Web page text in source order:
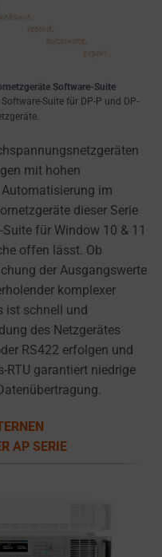
Software-Suite
Suite für DP-P und DP-
mit hohen
im
dieser Serie
für Window 10 & 11
offen lässt. Ob
der Ausgangswerte
komplexer
ist schnell und
des Netzgerätes
RS422 erfolgen und
garantiert niedrige
AP SERIE